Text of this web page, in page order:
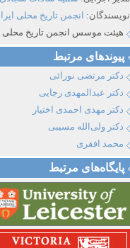
نویسندگان: انجمن تاریخ محلی
هیئت موسس انجمن تاریخ محلی
پیوند‌های مرتبط
دکتر مرتضی نورائی
دکتر عبدالمهدی رجایی
دکتر مهدی احمدی اختیار
دکتر ولی‌الله مسیبی
محمد افقری
پایگاه‌های مرتبط